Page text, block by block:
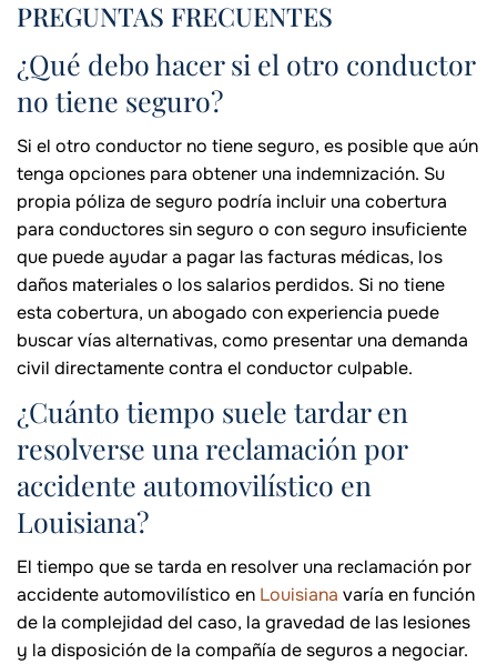
PREGUNTAS FRECUENTES
¿Qué debo hacer si el otro conductor
no tiene seguro?
Si el otro conductor no tiene seguro, es posible que aún
tenga opciones para obtener una indemnización. Su
propia póliza de seguro podría incluir una cobertura
para conductores sin seguro o con seguro insuficiente
que puede ayudar a pagar las facturas médicas, los
daños materiales o los salarios perdidos. Si no tiene
esta cobertura, un abogado con experiencia puede
buscar vías alternativas, como presentar una demanda
civil directamente contra el conductor culpable.
¿Cuánto tiempo suele tardar en
resolverse una reclamación por
accidente automovilístico en
Louisiana?
El tiempo que se tarda en resolver una reclamación por
accidente automovilístico en Louisiana varía en función
de la complejidad del caso, la gravedad de las lesiones
y la disposición de la compañía de seguros a negociar.